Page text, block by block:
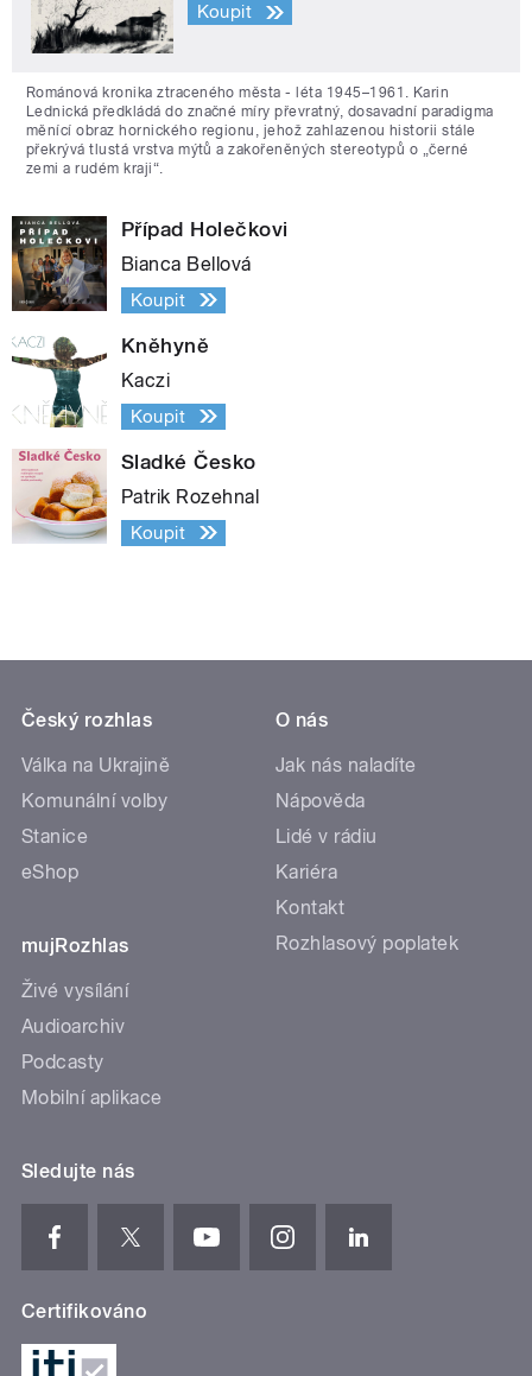
Koupit
Románová kronika ztraceného města - léta 1945–1961. Karin
Lednická předkládá do značné míry převratný, dosavadní paradigma
měnící obraz hornického regionu, jehož zahlazenou historii stále
překrývá tlustá vrstva mýtů a zakořeněných stereotypů o „černé
zemi a rudém kraji“.
Případ Holečkovi
Bianca Bellová
Koupit
Kněhyně
Kaczi
Koupit
Sladké Česko
Patrik Rozehnal
Koupit
Český rozhlas
Válka na Ukrajině
Komunální volby
Stanice
eShop
mujRozhlas
Živé vysílání
Audioarchiv
Podcasty
Mobilní aplikace
O nás
Jak nás naladíte
Nápověda
Lidé v rádiu
Kariéra
Kontakt
Rozhlasový poplatek
Sledujte nás
Certifikováno